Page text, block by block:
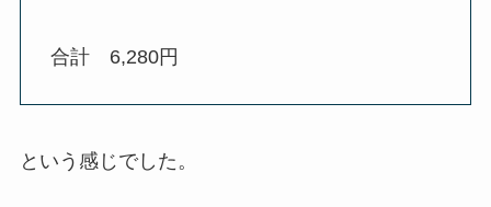
合計 6,280円
という感じでした。